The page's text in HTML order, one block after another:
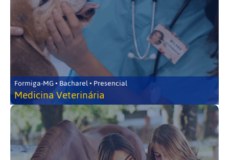
Formiga-MG • Bacharel • Presencial
Medicina Veterinária